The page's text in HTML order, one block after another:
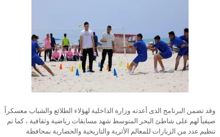
وقد تضمن البرنامج الذى أعدته وزارة الداخلية لهؤلاء الطلائع والشباب معسكراً
صيفياً لهم على شاطئ البحر المتوسط شهد مسابقات رياضية وثقافية ، كما تم
تنظيم عدد من الزيارات للمعالم الأثرية والتاريخية والحضارية بمحافظة